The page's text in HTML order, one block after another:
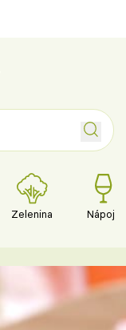
Zelenina Nápoje